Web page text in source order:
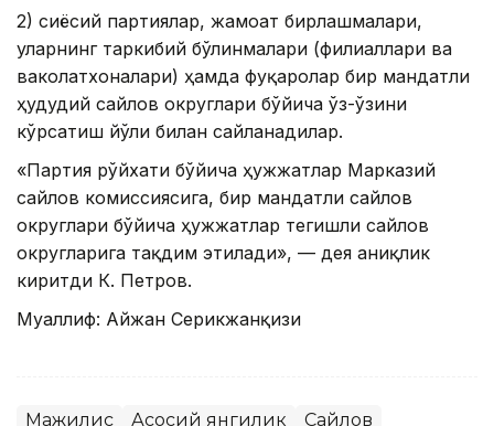
2) сиёсий партиялар, жамоат бирлашмалари,
уларнинг таркибий бўлинмалари (филиаллари ва
ваколатхоналари) ҳамда фуқаролар бир мандатли
ҳудудий сайлов округлари бўйича ўз-ўзини
кўрсатиш йўли билан сайланадилар.
«Партия рўйхати бўйича ҳужжатлар Марказий
сайлов комиссиясига, бир мандатли сайлов
округлари бўйича ҳужжатлар тегишли сайлов
округларига тақдим этилади», — дея аниқлик
киритди К. Петров.
Муаллиф: Айжан Серикжанқизи
Мажилис Асосий янгилик Сайлов